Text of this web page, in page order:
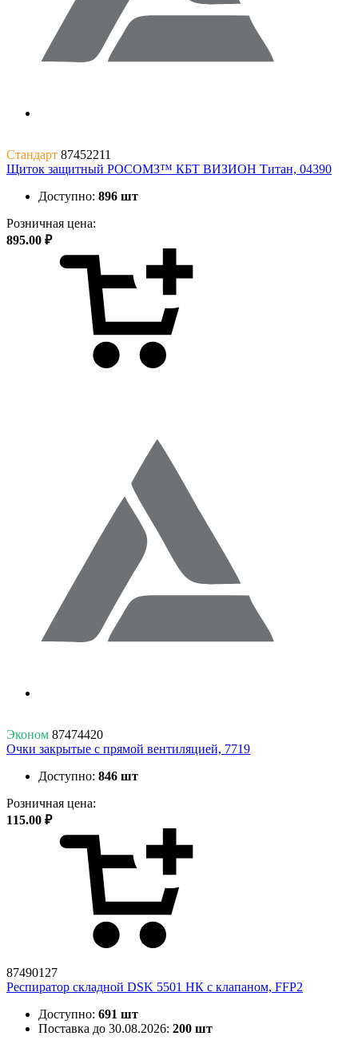
Стандарт 87452211
Щиток защитный РОСОМЗ™ КБТ ВИЗИОН Титан, 04390
Доступно: 896 шт
Розничная цена:
895.00 ₽
Эконом 87474420
Очки закрытые с прямой вентиляцией, 7719
Доступно: 846 шт
Розничная цена:
115.00 ₽
87490127
Респиратор складной DSK 5501 НК с клапаном, FFP2
Доступно: 691 шт
Поставка до 30.08.2026: 200 шт